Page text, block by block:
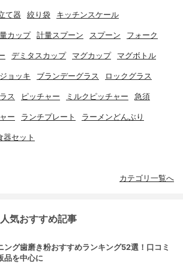
て器 絞り袋 キッチンスケール
カップ 計量スプーン スプーン フォーク
デミタスカップ マグカップ マグボトル
ョッキ ブランデーグラス ロックグラス
ス ピッチャー ミルクピッチャー 急須
ー ランチプレート ラーメンどんぶり
器セット
カテゴリ一覧へ
気おすすめ記事
ング歯磨き粉おすすめランキング52選！口コミ
品を中心に